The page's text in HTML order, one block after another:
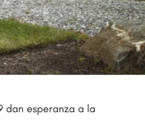
dan esperanza a la